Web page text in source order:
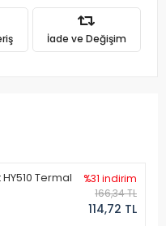
İade ve Değişim
Termal
%31 indirim
166,34 TL
114,72 TL